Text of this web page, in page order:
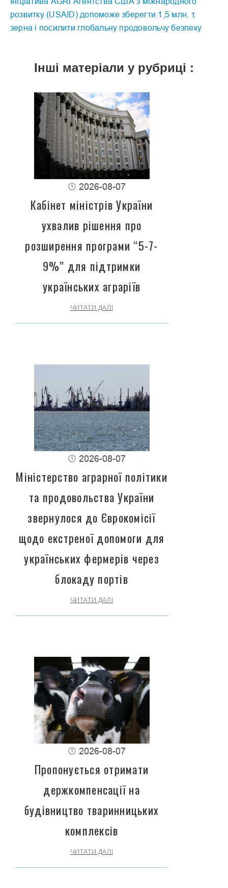
розвитку (USAID) допоможе зберегти 1,5 млн. т.
зерна і посилити глобальну продовольчу безпеку
Інші матеріали у рубриці :
2026-08-07
Кабінет міністрів України
ухвалив рішення про
розширення програми “5-7-
9%” для підтримки
українських аграріїв
ЧИТАТИ ДАЛІ
2026-08-07
Міністерство аграрної політики
та продовольства України
звернулося до Єврокомісії
щодо екстреної допомоги для
українських фермерів через
блокаду портів
ЧИТАТИ ДАЛІ
2026-08-07
Пропонується отримати
держкомпенсації на
будівництво тваринницьких
комплексів
ЧИТАТИ ДАЛІ